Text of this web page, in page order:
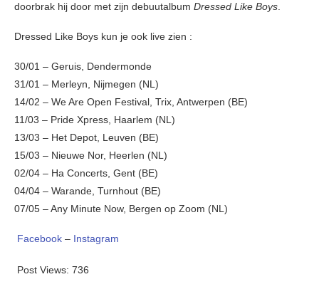
doorbrak hij door met zijn debuutalbum Dressed Like Boys
Dressed Like Boys kun je ook live zien :
30/01 – Geruis, Dendermonde
31/01 – Merleyn, Nijmegen (NL)
14/02 – We Are Open Festival, Trix, Antwerpen (BE)
11/03 – Pride Xpress, Haarlem (NL)
13/03 – Het Depot, Leuven (BE)
15/03 – Nieuwe Nor, Heerlen (NL)
02/04 – Ha Concerts, Gent (BE)
04/04 – Warande, Turnhout (BE)
07/05 – Any Minute Now, Bergen op Zoom (NL)
Facebook – Instagram
Post Views: 736